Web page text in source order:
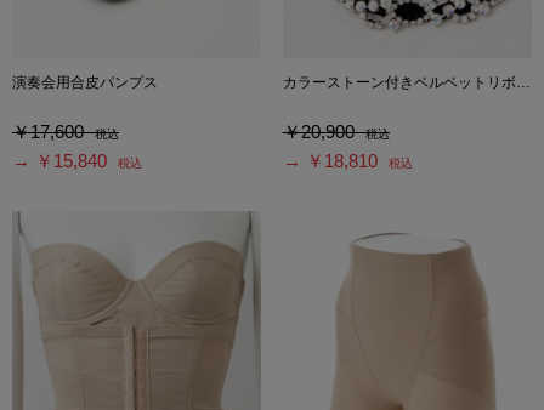
演奏会用合皮パンプス
￥17,600 税込
→ ￥15,840 税込
カラーストーン付きベルベットリボンベルト
￥20,900 税込
→ ￥18,810 税込